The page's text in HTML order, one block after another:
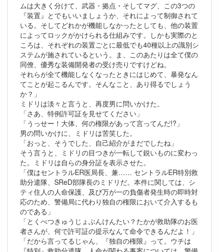
ムは大きく分けて、武器・拠点・そしてマグ、この3つの
『装置』とでもいいましょうか、それによって制御されて
いる。そしてどれかが機能しなかったとしても、他の装置
によってロックがかけられる仕組みです。しかも実際のと
ころは、それぞれの装置ごとに最低でも40種以上の識別シ
ステムが施されているという。ま、このあたりは全て僕の
同僚、優秀な装備開発者の受け売りですけどね。
それらが全て機能しなくなったときにはじめて、暴発なん
てことが起こるんです。そんなこと、あり得るでしょう
か？」
ミドリは淡々と言うと、再度男に問いかけた。
「さあ、特例許可証を見せてください」
「うっせー！大体、何の権限があって言ってんだ!?」
男の問いかけに、ミドリは苦笑した。
「おっと、そうでした、自己紹介がまだでしたね」
そう言うと、ミドリの目つきが一転して鋭いものに変わっ
た。ミドリは自らの身分証を表示させた。
「僕はセントラルER医局長、兼…… セントラルER特別救
助分遣隊、SReD部隊長のミドリだ。本件に関しては、シ
ティ住人の人命保護、及び万が一の負傷者発生時の即時対
応のため、警備局に代わり独自の権限において介入するも
のである」
「とくべつきゅうじょぶんけんたい？たかが救助隊のお医
者さんが、何で許可証の提示なんて命令できるんだよ！」
「だから言ってるじゃん、『独自の権限』って。ウチは